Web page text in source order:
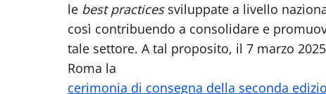
le best practicessviluppate a livello
così contribuendo a consolidare e
tale settore. A tal proposito, il 7 marzo
Roma la
cerimonia di consegna della seconda